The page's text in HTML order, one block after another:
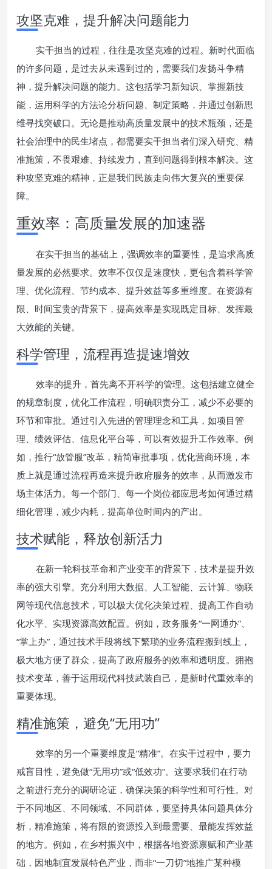
攻坚克难，提升解决问题能力
实干担当的过程，往往是攻坚克难的过程。新时代面临
的许多问题，是过去从未遇到过的，需要我们发扬斗争精
神，提升解决问题的能力。这包括学习新知识、掌握新技
能，运用科学的方法论分析问题、制定策略，并通过创新思
维寻找突破口。无论是推动高质量发展中的技术瓶颈，还是
社会治理中的民生堵点，都需要实干担当者们深入研究、精
准施策，不畏艰难、持续发力，直到问题得到根本解决。这
种攻坚克难的精神，正是我们民族走向伟大复兴的重要保
障。
重效率：高质量发展的加速器
在实干担当的基础上，强调效率的重要性，是追求高质
量发展的必然要求。效率不仅仅是速度快，更包含着科学管
理、优化流程、节约成本、提升效益等多重维度。在资源有
限、时间宝贵的背景下，提高效率是实现既定目标、发挥最
大效能的关键。
科学管理，流程再造提速增效
效率的提升，首先离不开科学的管理。这包括建立健全
的规章制度，优化工作流程，明确职责分工，减少不必要的
环节和审批。通过引入先进的管理理念和工具，如项目管
理、绩效评估、信息化平台等，可以有效提升工作效率。例
如，推行“放管服”改革，精简审批事项，优化营商环境，本
质上就是通过流程再造来提升政府服务的效率，从而激发市
场主体活力。每一个部门、每一个岗位都应思考如何通过精
细化管理，减少内耗，提高单位时间内的产出。
技术赋能，释放创新活力
在新一轮科技革命和产业变革的背景下，技术是提升效
率的强大引擎。充分利用大数据、人工智能、云计算、物联
网等现代信息技术，可以极大优化决策过程、提高工作自动
化水平、实现资源高效配置。例如，政务服务“一网通办”、
“掌上办”，通过技术手段将线下繁琐的业务流程搬到线上，
极大地方便了群众，提高了政府服务的效率和透明度。拥抱
技术变革，善于运用现代科技武装自己，是新时代重效率的
重要体现。
精准施策，避免“无用功”
效率的另一个重要维度是“精准”。在实干过程中，要力
戒盲目性，避免做“无用功”或“低效功”。这要求我们在行动
之前进行充分的调研论证，确保决策的科学性和可行性。对
于不同地区、不同领域、不同群体，要坚持具体问题具体分
析，精准施策，将有限的资源投入到最需要、最能发挥效益
的地方。例如，在乡村振兴中，根据各地资源禀赋和产业基
础，因地制宜发展特色产业，而非“一刀切”地推广某种模